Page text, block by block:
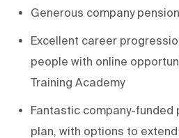
Generous company
Excellent career
people with online
Training Academy
Fantastic company-funded
plan, with options to